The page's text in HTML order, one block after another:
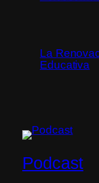
La
Educativa
Podcast